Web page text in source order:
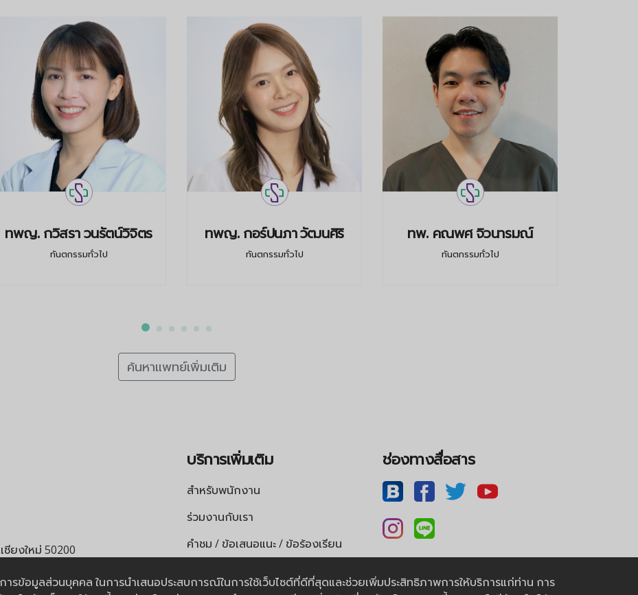
ทพญ. กวิสรา วนรัตน์วิจิตร
ทันตกรรมทั่วไป
ทพญ. กอร์ปนภา วัฒนศิริ
ทันตกรรมทั่วไป
ทพ. คณพศ จิวนารมณ์
ทันตกรรมทั่วไป
ค้นหาแพทย์เพิ่มเติม
ชียงใหม่ 50200
หรือ 065-4724658
บริการเพิ่มเติม
สำหรับพนักงาน
ร่วมงานกับเรา
คำชม / ข้อเสนอแนะ / ข้อร้องเรียน
ช่องทางสื่อสาร
รข้อมูลส่วนบุคคล ในการนำเสนอประสบการณ์ในการใช้เว็บไซต์ที่ดีที่สุดและช่วยเพิ่มประสิทธิภาพการให้บริการแก่ท่าน การ